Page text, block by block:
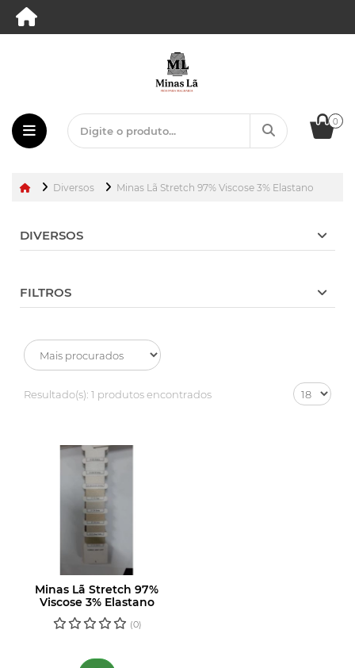
0
Diversos Minas Lã Stretch 97% Viscose 3% Elastano
DIVERSOS
FILTROS
Resultado(s): 1 produtos encontrados
Minas Lã Stretch 97%
Viscose 3% Elastano
(0)